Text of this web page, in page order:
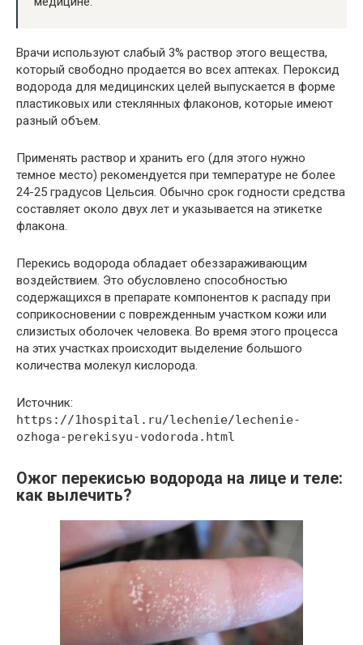
Врачи используют слабый 3% раствор этого вещества,
который свободно продается во всех аптеках. Пероксид
водорода для медицинских целей выпускается в форме
пластиковых или стеклянных флаконов, которые имеют
разный объем.
Применять раствор и хранить его (для этого нужно
темное место) рекомендуется при температуре не более
24-25 градусов Цельсия. Обычно срок годности средства
составляет около двух лет и указывается на этикетке
флакона.
Перекись водорода обладает обеззараживающим
воздействием. Это обусловлено способностью
содержащихся в препарате компонентов к распаду при
соприкосновении с поврежденным участком кожи или
слизистых оболочек человека. Во время этого процесса
на этих участках происходит выделение большого
количества молекул кислорода.
Источник:
https://1hospital.ru/lechenie/lechenie-
ozhoga-perekisyu-vodoroda.html
Ожог перекисью водорода на лице и теле:
как вылечить?